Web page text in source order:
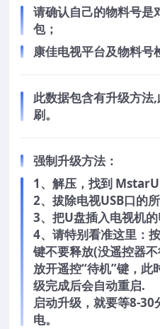
请确认自己的物料号是
包；
康佳电视平台及物料号
此数据包含有升级方法
刷。
强制升级方法：
1、解压，找到
2、拔除电视USB口的
3、把U盘插入电视机的
4、请特别看准这里：
键不要释放(没遥控器
放开遥控“待机”键，此
级完成后会自动重启.
启动升级，就要等8-
电。